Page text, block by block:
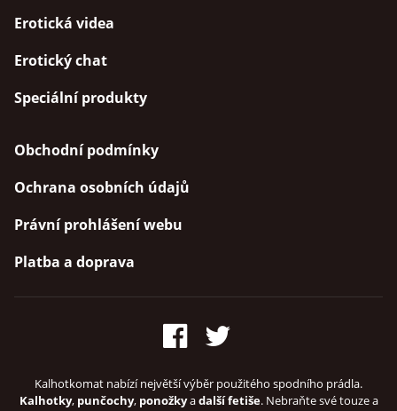
Erotická videa
Erotický chat
Speciální produkty
Obchodní podmínky
Ochrana osobních údajů
Právní prohlášení webu
Platba a doprava
Kalhotkomat nabízí největší výběr použitého spodního prádla.
Kalhotky, punčochy, ponožkyadalší fetiše. Nebraňte své touze a